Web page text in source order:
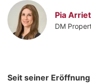
Pia
DM
Seit seiner